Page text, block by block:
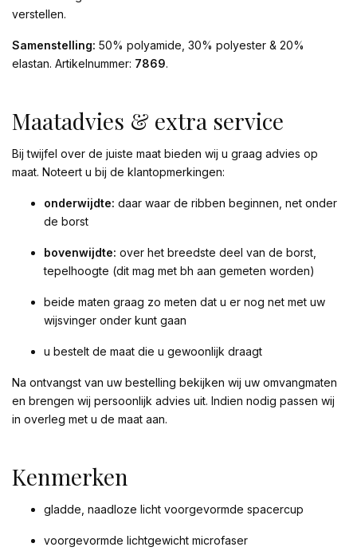
verstellen.
Samenstelling: 50% polyamide, 30% polyester & 20%
elastan. Artikelnummer: 7869.
Maatadvies & extra service
Bij twijfel over de juiste maat bieden wij u graag advies op
maat. Noteert u bij de klantopmerkingen:
onderwijdte: daar waar de ribben beginnen, net onder
de borst
bovenwijdte: over het breedste deel van de borst,
tepelhoogte (dit mag met bh aan gemeten worden)
beide maten graag zo meten dat u er nog net met uw
wijsvinger onder kunt gaan
u bestelt de maat die u gewoonlijk draagt
Na ontvangst van uw bestelling bekijken wij uw omvangmaten
en brengen wij persoonlijk advies uit. Indien nodig passen wij
in overleg met u de maat aan.
Kenmerken
gladde, naadloze licht voorgevormde spacercup
voorgevormde lichtgewicht microfaser